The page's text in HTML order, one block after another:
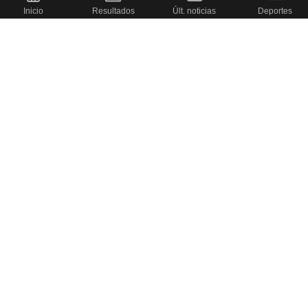
Inicio Resultados Últ. noticias Deportes